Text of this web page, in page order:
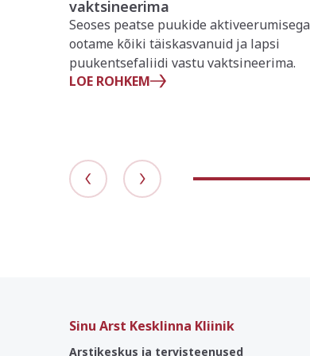
vaktsineerima
Seoses peatse puukide aktiveerumisega
ootame kõiki täiskasvanuid ja lapsi
puukentsefaliidi vastu vaktsineerima.
LOE ROHKEM
Sinu Arst Kesklinna Kliinik
Arstikeskus ja tervisteenused